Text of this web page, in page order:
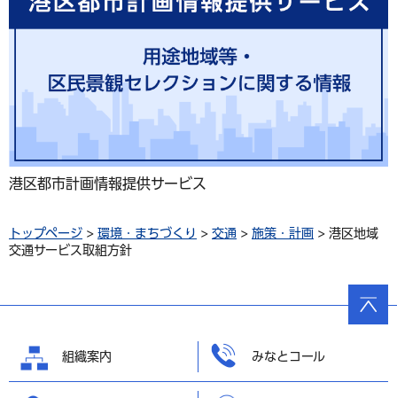
港区都市計画情報提供サービス
トップページ > 環境・まちづくり > 交通 > 施策・計画 > 港区地域
交通サービス取組方針
組織案内 みなとコール
ページ
の先頭